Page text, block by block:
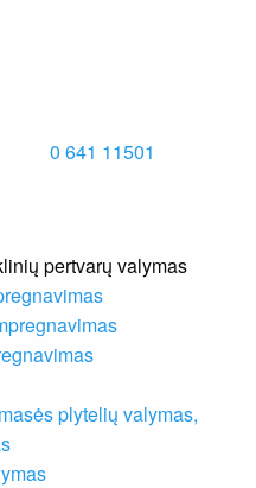
0 641 11501
pertvarų valymas
plytelių valymas,